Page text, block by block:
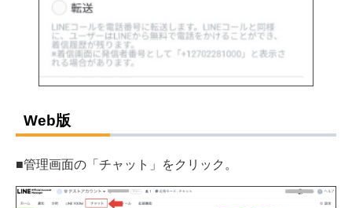
Web版
■管理画面の「チャット」をクリック。